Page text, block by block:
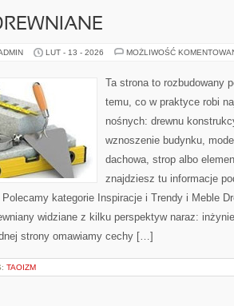
LUT - 13 - 2026 MOŻLIWOŚĆ
Ta strona to rozbudowany
temu, co w praktyce robi
nośnych: drewnu
wznoszenie budynku,
dachowa, strop albo
znajdziesz tu informacje
Polecamy kategorie Inspiracje i Trendy i Meble
widziane z kilku perspektyw naraz:
strony omawiamy cechy […]
TAOIZM